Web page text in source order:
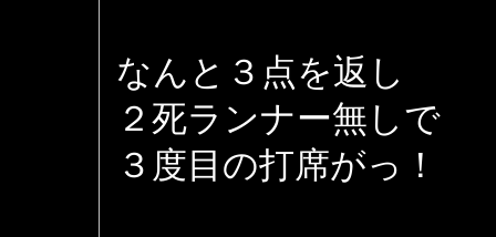
なんと３点を返し
２死ランナー無しで
３度目の打席がっ！